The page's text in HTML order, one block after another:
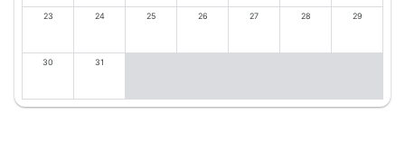
23 24 25 26 27 28 29
30 31